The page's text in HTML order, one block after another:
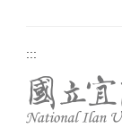
:::